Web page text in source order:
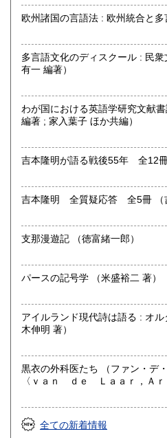
書籍の買取について
まずは、フリーダイヤル
い。
総記、哲学宗教、歴史、社会科
語国文、外国文学、古典籍、近
カルチャー、古書一般（その他）
多言語文化のディスクール : 民衆文化
有一 編著）
わが国における英語学研究文献書誌 :
編著 ; 家入葉子 ほか共編）
吉本
支那漫遊記 （徳富緒一郎）
パースの記号学 （米盛裕二 著）
アイルランド現代詩は語る : オルタ
木伸明 著）
黒衣の外科医たち （ファン・デ・ラール，アーノルド【著】
〈ｖａｎ ｄｅ Ｌａａｒ，Ａｒ
全ての新着情報